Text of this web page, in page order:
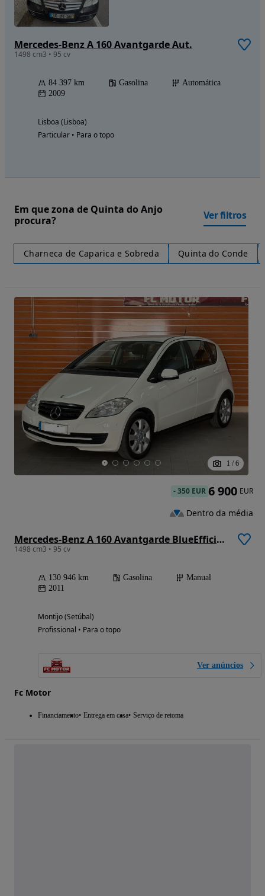
Mercedes-Benz A 160 Avantgarde Aut.
1498 cm3 • 95 cv
84 397 km Gasolina
Automática
2009
Lisboa (Lisboa)
Particular • Para o topo
Em que zona de Quinta do Anjo
procura?
Ver filtros
Charneca de Caparica e Sobreda Quinta do Conde
1 / 6
Mercedes-Benz A 160 Avantgarde BlueEfficiency
1498 cm3 • 95 cv
130 946 km Gasolina
Manual
2011
Montijo (Setúbal)
Profissional • Para o topo
Ver anúncios
Fc Motor
Financiamento Entrega em casa Serviço de retoma
-350 EUR 6 900 EUR
Dentro da média